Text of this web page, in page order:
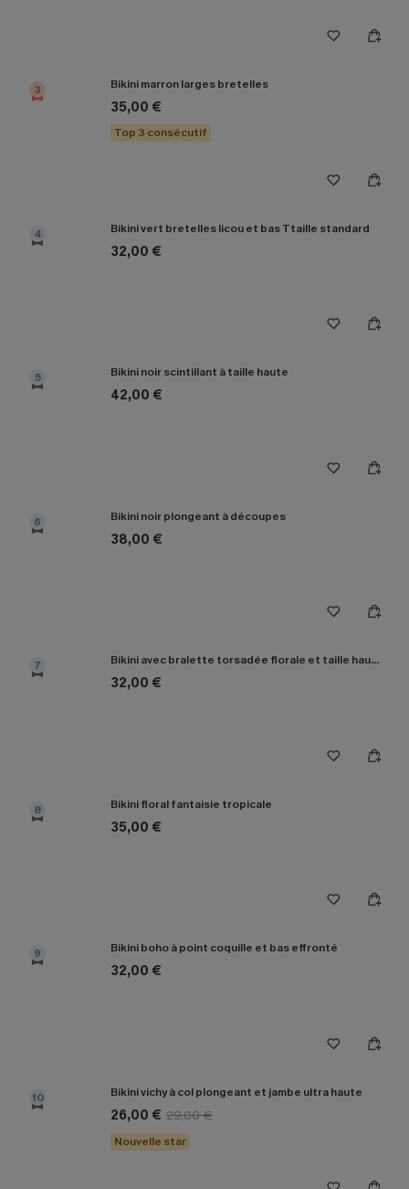
3 Bikini marron larges bretelles
35,00 €
Top 3 consécutif
4 Bikini vert bretelles licou et bas Ttaille standard
32,00 €
5 Bikini noir scintillant à taille haute
42,00 €
6 Bikini noir plongeant à découpes
38,00 €
7 Bikini avec bralette torsadée florale et taille haute épissée
32,00 €
8 Bikini floral fantaisie tropicale
35,00 €
9 Bikini boho à point coquille et bas effronté
32,00 €
10 Bikini vichy à col plongeant et jambe ultra haute
26,00 € 29,00 €
Nouvelle star